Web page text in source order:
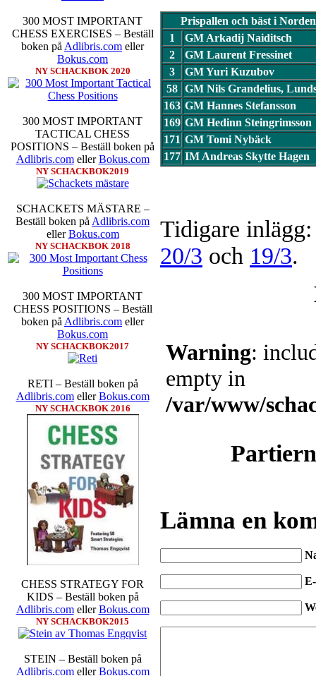
300 MOST IMPORTANT
CHESS EXERCISES – Beställ
boken på Adlibris.com eller
Bokus.com
NY SCHACKBOK 2020
300 MOST IMPORTANT
TACTICAL CHESS
POSITIONS – Beställ boken på
Adlibris.comellerBokus.com
NY SCHACKBOK2019
SCHACKETS MÄSTARE –
Beställ boken på Adlibris.com
ellerBokus.com
NY SCHACKBOK 2018
300 MOST IMPORTANT
CHESS POSITIONS – Beställ
boken på Adlibris.com eller
Bokus.com
NY SCHACKBOK2017
RETI – Beställ boken på
Adlibris.comellerBokus.com
NY SCHACKBOK 2016
CHESS STRATEGY FOR
KIDS – Beställ boken på
Adlibris.comellerBokus.com
NY SCHACKBOK2015
STEIN – Beställ boken på
Adlibris.comellerBokus.com
Prispallen och bäst i
1
GM Arkadij Naiditsch
2
GM Laurent Fressinet
3
GM Yuri Kuzubov
58 GM Nils Grandelius,
163 GM Hannes Stefansson
169 GM Hedinn Steingrimsson
171 GM Tomi Nybäck
177 IM Andreas Skytte Hagen
Tidigare
20/3 och 19/3.
Lämna en